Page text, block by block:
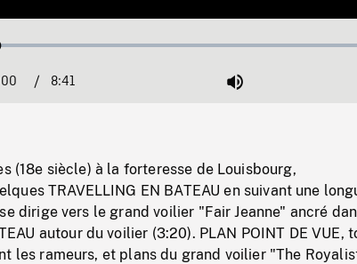
:
/ 8:41 Mute
(18e siècle) à la forteresse de Louisbourg,
TRAVELLING EN BATEAU en suivant une
dirige vers le grand voilier "Fair Jeanne" ancré
autour du voilier (3:20). PLAN POINT DE VUE,
les rameurs, et plans du grand voilier "The